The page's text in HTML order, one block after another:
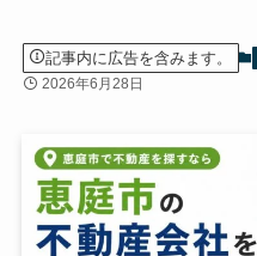
記事内に広告を含みます。
2026年6月28日